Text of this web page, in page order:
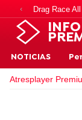
Drag Race
INFO
NOTICIAS
Atresplayer